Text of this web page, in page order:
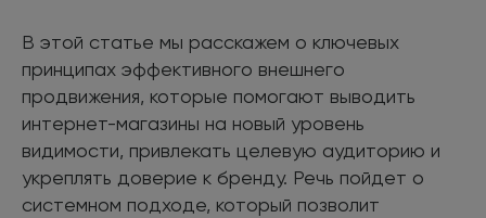
В этой статье мы расскажем о ключевых
принципах эффективного внешнего
продвижения, которые помогают выводить
интернет-магазины на новый уровень
видимости, привлекать целевую аудиторию и
укреплять доверие к бренду. Речь пойдет о
системном подходе, который позволит